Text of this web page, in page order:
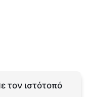
τον ιστότοπό